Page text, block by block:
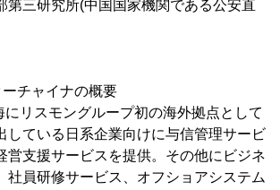
第三研究所(中国国家機関である公安直
チャイナの概要
にリスモングループ初の海外拠点として
している日系企業向けに与信管理サービ
営支援サービスを提供。その他にビジネ
社員研修サービス、オフショアシステム